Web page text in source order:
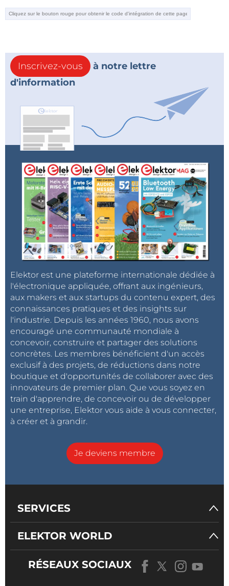
Inscrivez-vous
à notre lettre
d'information
Elektor est une plateforme internationale dédiée à
l'électronique appliquée, offrant aux ingénieurs,
aux makers et aux startups du contenu expert, des
connaissances pratiques et des insights sur
l'industrie. Depuis les années 1960, nous avons
encouragé une communauté mondiale à
concevoir, construire et partager des solutions
concrètes. Les membres bénéficient d'un accès
exclusif à des projets, de réductions dans notre
boutique et d'opportunités de collaborer avec des
innovateurs de premier plan. Que vous soyez en
train d'apprendre, de concevoir ou de développer
une entreprise, Elektor vous aide à vous connecter,
à créer et à grandir.
Je deviens membre
SERVICES
ELEKTOR WORLD
RÉSEAUX SOCIAUX